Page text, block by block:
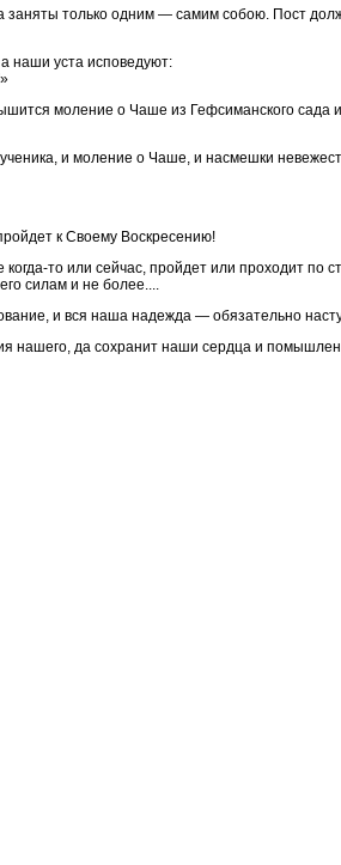
только одним — самим собою. Пост
наши уста исповедуют:
моление о Чаше из Гефсиманского
и моление о Чаше, и насмешки
к Своему Воскресению!
то или сейчас, пройдет или проходит
силам и не более....
и вся наша надежда — обязательно
нашего, да сохранит наши сердца и